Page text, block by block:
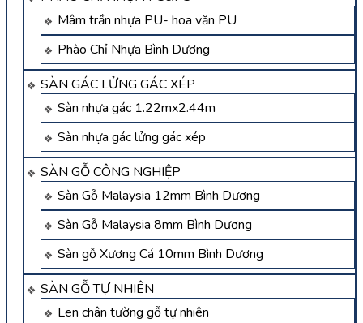
Mâm trần nhựa PU- hoa văn PU
Phào Chỉ Nhựa Bình Dương
SÀN GÁC LỬNG GÁC XÉP
Sàn nhựa gác 1.22mx2.44m
Sàn nhựa gác lửng gác xép
SÀN GỖ CÔNG NGHIỆP
Sàn Gỗ Malaysia 12mm Bình Dương
Sàn Gỗ Malaysia 8mm Bình Dương
Sàn gỗ Xương Cá 10mm Bình Dương
SÀN GỖ TỰ NHIÊN
Len chân tường gỗ tự nhiên